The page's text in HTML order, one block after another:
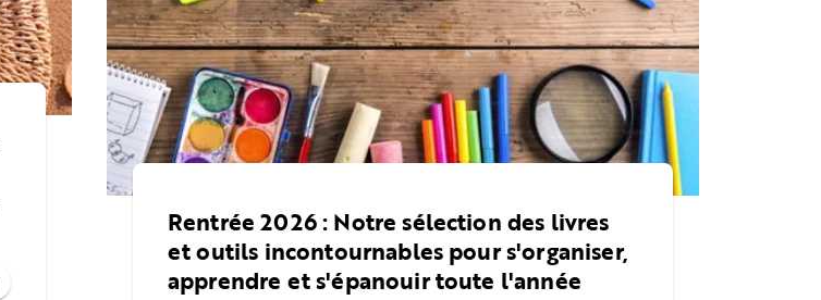
Rentrée 2026 : Notre sélection des livres
et outils incontournables pour s'organiser,
apprendre et s'épanouir toute l'année